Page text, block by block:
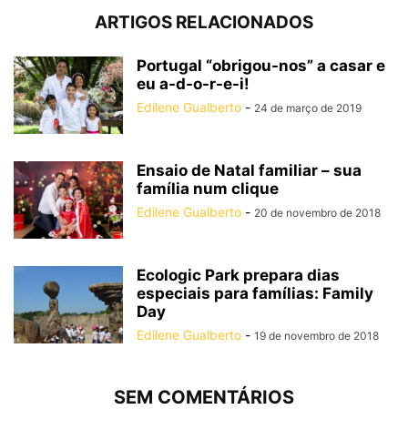
ARTIGOS RELACIONADOS
Portugal “obrigou-nos” a casar e
eu a-d-o-r-e-i!
Edilene Gualberto - 24 de março de 2019
Ensaio de Natal familiar – sua
família num clique
Edilene Gualberto - 20 de novembro de 2018
Ecologic Park prepara dias
especiais para famílias: Family
Day
Edilene Gualberto - 19 de novembro de 2018
SEM COMENTÁRIOS